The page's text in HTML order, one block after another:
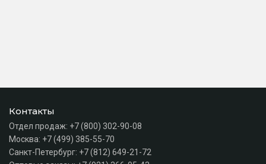
Контакты
Отдел продаж: +7 (800) 302-90-08
Москва: +7 (499) 385-55-70
Санкт-Петербург: +7 (812) 649-21-72